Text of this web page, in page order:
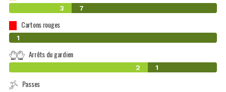
3 7
Cartons rouges
0
1
Arrêts du gardien
2 1
Passes